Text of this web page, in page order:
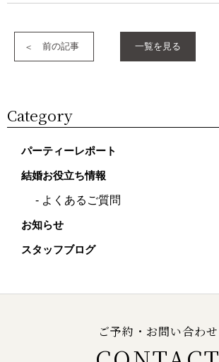
前の記事 一覧を見る
Category
パーティーレポート
結婚お役立ち情報
よくあるご質問
お知らせ
スタッフブログ
ご予約・お問い合わせ